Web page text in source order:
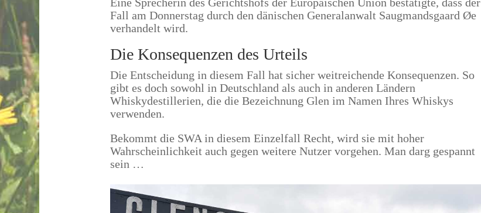
Fall am Donnerstag durch den dänischen Generalanwalt Saugmandsgaard Øe
verhandelt wird.
Die Konsequenzen des Urteils
Die Entscheidung in diesem Fall hat sicher weitreichende Konsequenzen. So
gibt es doch sowohl in Deutschland als auch in anderen Ländern
Whiskydestillerien, die die Bezeichnung Glen im Namen Ihres Whiskys
verwenden.
Bekommt die SWA in diesem Einzelfall Recht, wird sie mit hoher
Wahrscheinlichkeit auch gegen weitere Nutzer vorgehen. Man darg gespannt
sein …